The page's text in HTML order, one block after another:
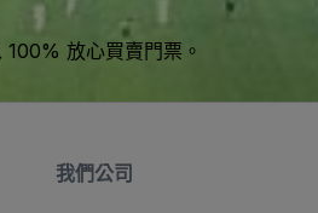
放心買賣門票。
我們公司